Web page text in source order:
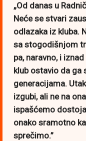
„Od danas u
Neće se stvari
odlazaka iz kluba.
sa stogodišnjom
pa, naravno, i
klub ostavio da ga
generacijama.
izgubi, ali ne na
ispašćemo
onako sramotno
sprečimo.”